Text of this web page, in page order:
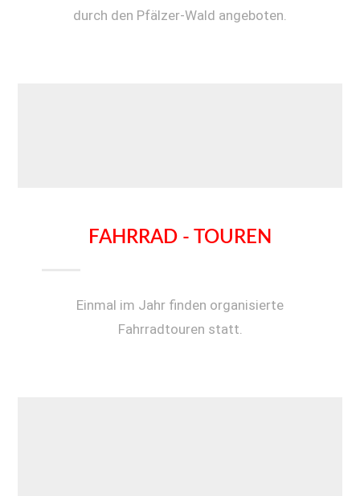
durch den Pfälzer-Wald angeboten.
FAHRRAD - TOUREN
Einmal im Jahr finden organisierte
Fahrradtouren statt.